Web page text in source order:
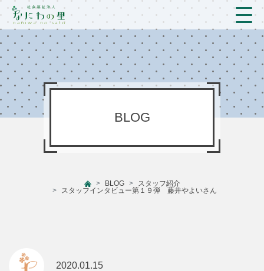
トップ
法人概要/アクセス
こども/相談支援
新着情報
BLOG
BLOG
スタッフ紹介
スタッフインタビュー第１９弾 藤井やよいさん
2020.01.15